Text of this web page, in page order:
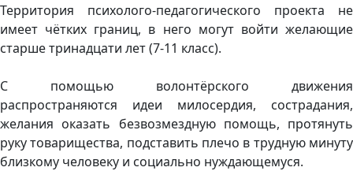
Территория психолого-педагогического проекта не
имеет чётких границ, в него могут войти желающие
старше тринадцати лет (7-11 класс).
С помощью волонтёрского движения
распространяются идеи милосердия, сострадания,
желания оказать безвозмездную помощь, протянуть
руку товарищества, подставить плечо в трудную минуту
близкому человеку и социально нуждающемуся.